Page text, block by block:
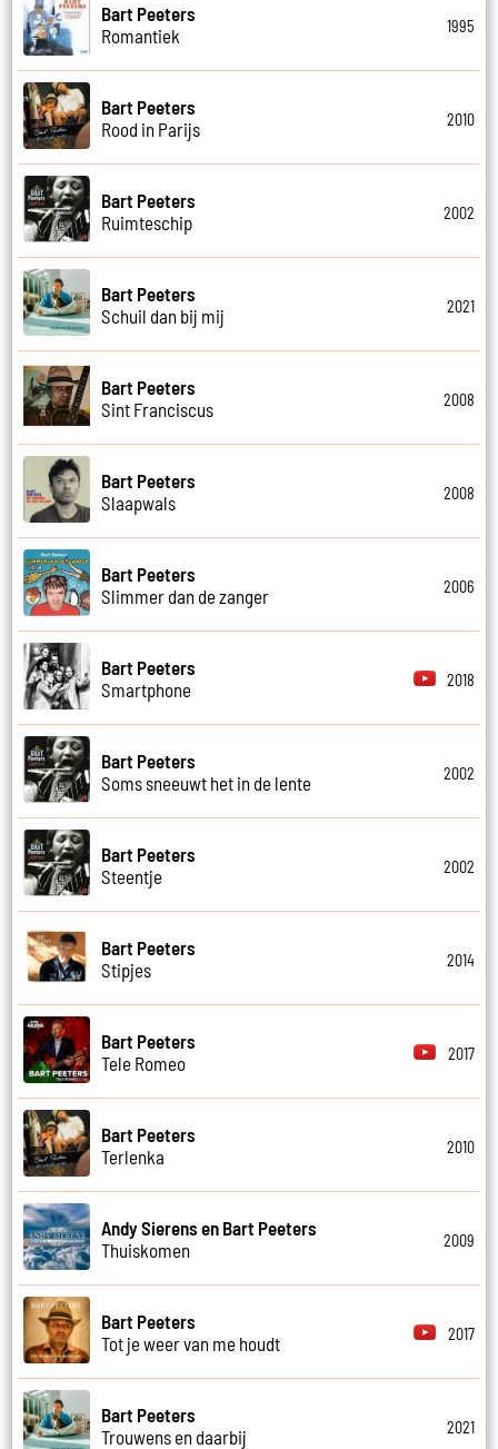
Bart Peeters
Romantiek
1995
Bart Peeters
Rood in Parijs
2010
Bart Peeters
Ruimteschip
2002
Bart Peeters
Schuil dan bij mij
2021
Bart Peeters
Sint Franciscus
2008
Bart Peeters
Slaapwals
2008
Bart Peeters
Slimmer dan de zanger
2006
Bart Peeters
Smartphone
2018
Bart Peeters
Soms sneeuwt het in de lente
2002
Bart Peeters
Steentje
2002
Bart Peeters
Stipjes
2014
Bart Peeters
Tele Romeo
2017
Bart Peeters
Terlenka
2010
Andy Sierens en Bart Peeters
Thuiskomen
2009
Bart Peeters
Tot je weer van me houdt
2017
Bart Peeters
Trouwens en daarbij
2021